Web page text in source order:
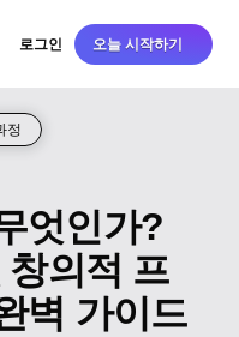
로그인 오늘 시작하기
정
엇인가?
의적 프
벽 가이드